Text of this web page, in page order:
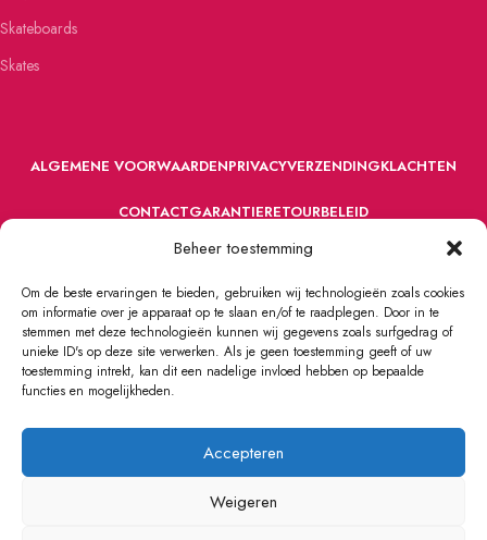
Beheer toestemming
Om de beste ervaringen te bieden, gebruiken wij technologieën zoals cookies
om informatie over je apparaat op te slaan en/of te raadplegen. Door in te
stemmen met deze technologieën kunnen wij gegevens zoals surfgedrag of
unieke ID's op deze site verwerken. Als je geen toestemming geeft of uw
toestemming intrekt, kan dit een nadelige invloed hebben op bepaalde
functies en mogelijkheden.
Accepteren
Weigeren
Skateboards
Skates
ALGEMENE VOORWAARDENPRIVACYVERZENDINGKLACHTEN
CONTACTGARANTIERETOURBELEID
VOORDEFUN.NL 2022 Powered by Handelsonderneming MELS.